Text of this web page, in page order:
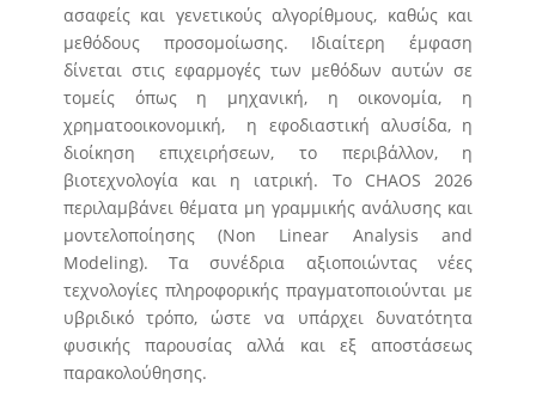
ασαφείς και γενετικούς αλγορίθμους, καθώς και
μεθόδους προσομοίωσης. Ιδιαίτερη έμφαση
δίνεται στις εφαρμογές των μεθόδων αυτών σε
τομείς όπως η μηχανική, η οικονομία, η
χρηματοοικονομική, η εφοδιαστική αλυσίδα, η
διοίκηση επιχειρήσεων, το περιβάλλον, η
βιοτεχνολογία και η ιατρική. Το CHAOS 2026
περιλαμβάνει θέματα μη γραμμικής ανάλυσης και
μοντελοποίησης (Non Linear Analysis and
Modeling). Τα συνέδρια αξιοποιώντας νέες
τεχνολογίες πληροφορικής πραγματοποιούνται με
υβριδικό τρόπο, ώστε να υπάρχει δυνατότητα
φυσικής παρουσίας αλλά και εξ αποστάσεως
παρακολούθησης.